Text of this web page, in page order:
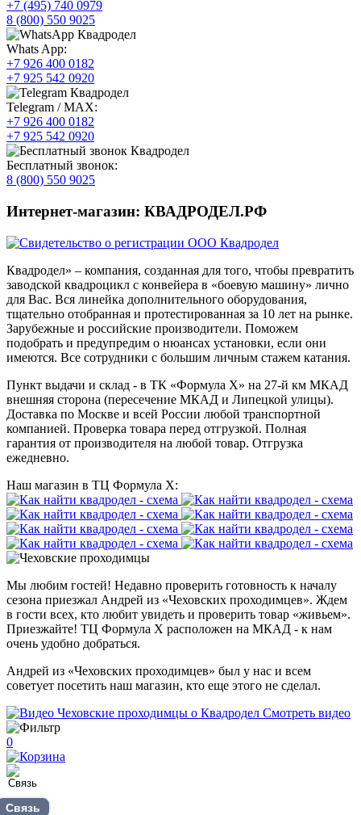
+7 (495) 740 0979
8 (800) 550 9025
Whats App:
+7 926 400 0182
+7 925 542 0920
Telegram / MAX:
+7 926 400 0182
+7 925 542 0920
Бесплатный звонок:
8 (800) 550 9025
Интернет-магазин: КВАДРОДЕЛ.РФ
Квадродел» – компания, созданная для того, чтобы превратить
заводской квадроцикл с конвейера в «боевую машину» лично
для Вас. Вся линейка дополнительного оборудования,
тщательно отобранная и протестированная за 10 лет на рынке.
Зарубежные и российские производители. Поможем
подобрать и предупредим о нюансах установки, если они
имеются. Все сотрудники с большим личным стажем катания.
Пункт выдачи и склад - в ТК «Формула X» на 27-й км МКАД
внешняя сторона (пересечение МКАД и Липецкой улицы).
Доставка по Москве и всей России любой транспортной
компанией. Проверка товара перед отгрузкой. Полная
гарантия от производителя на любой товар. Отгрузка
ежедневно.
Наш магазин в ТЦ Формула Х:
Мы любим гостей! Недавно проверить готовность к началу
сезона приезжал Андрей из «Чеховских проходимцев». Ждем
в гости всех, кто любит увидеть и проверить товар «живьем».
Приезжайте! ТЦ Формула Х расположен на МКАД - к нам
очень удобно добраться.
Андрей из «Чеховских проходимцев» был у нас и всем
советует посетить наш магазин, кто еще этого не сделал.
Смотреть видео
0
Связь